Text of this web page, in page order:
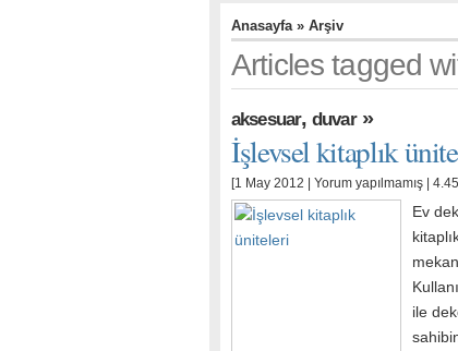
Anasayfa» Arşiv
Articles tagged
aksesuar,duvar»
İşlevsel kitaplık
[1 May 2012 | Yorum yapılmamış |
Ev
ile